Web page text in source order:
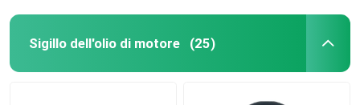
Sigillo dell'olio di motore (25)